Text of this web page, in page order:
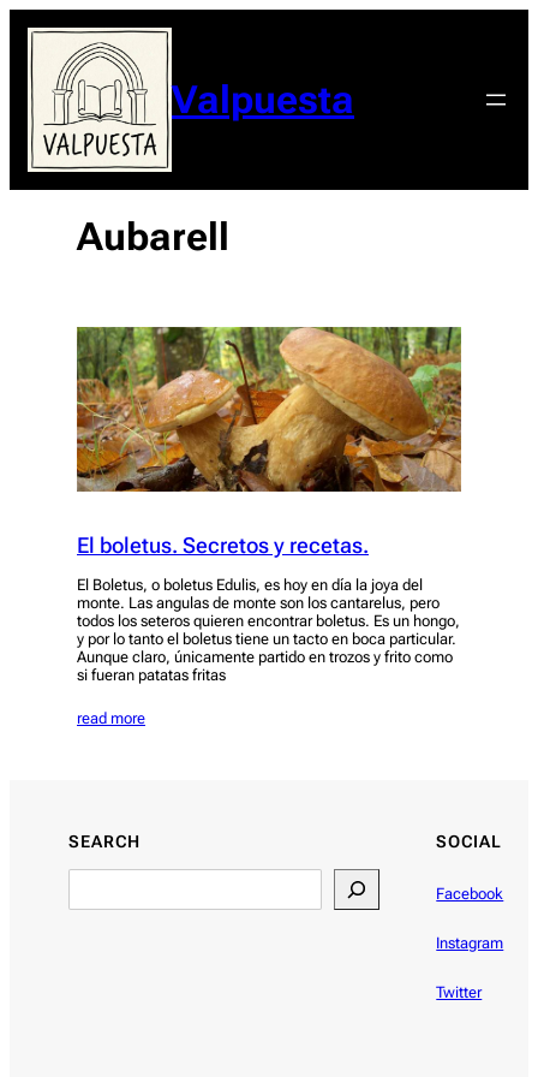
Valpuesta
Aubarell
El boletus. Secretos y recetas.
El Boletus, o boletus Edulis, es hoy en día la joya del
monte. Las angulas de monte son los cantarelus, pero
todos los seteros quieren encontrar boletus. Es un hongo,
y por lo tanto el boletus tiene un tacto en boca particular.
Aunque claro, únicamente partido en trozos y frito como
si fueran patatas fritas
read more
SEARCH SOCIAL
Facebook
Instagram
Twitter